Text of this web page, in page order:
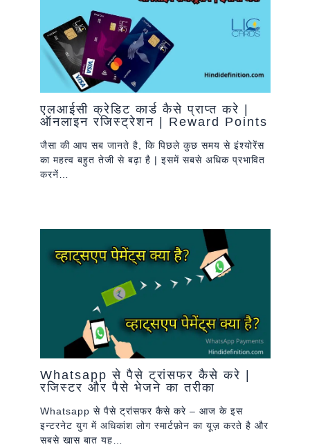
एलआईसी क्रेडिट कार्ड कैसे प्राप्त करे |
ऑनलाइन रजिस्ट्रेशन | Reward Points
जैसा की आप सब जानते है, कि पिछले कुछ समय से इंश्योरेंस
का महत्व बहुत तेजी से बढ़ा है | इसमें सबसे अधिक प्रभावित
करनें…
Whatsapp से पैसे ट्रांसफर कैसे करे |
रजिस्टर और पैसे भेजने का तरीका
Whatsapp से पैसे ट्रांसफर कैसे करे – आज के इस
इन्टरनेट युग में अधिकांश लोग स्मार्टफ़ोन का यूज़ करते है और
सबसे खास बात यह…